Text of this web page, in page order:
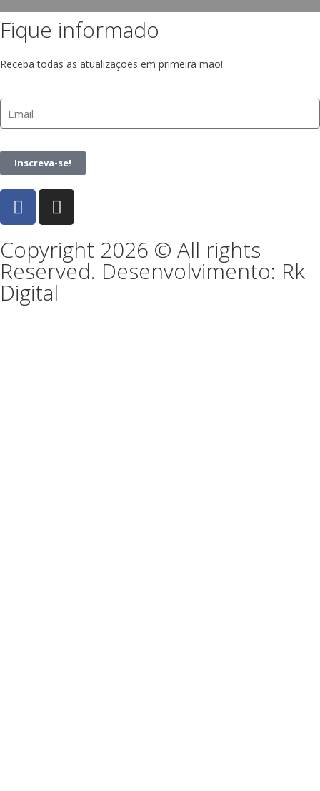
Fique informado
Receba todas as atualizações em primeira mão!
Inscreva-se!
Copyright 2026 © All rights
Reserved. Desenvolvimento: Rk
Digital